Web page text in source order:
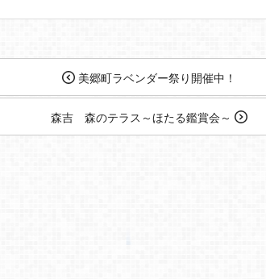
美郷町ラベンダー祭り開催中！
森吉 森のテラス～ほたる鑑賞会～